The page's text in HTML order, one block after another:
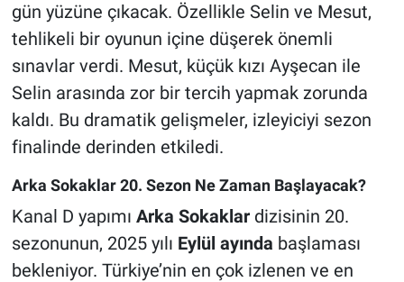
gün yüzüne çıkacak. Özellikle Selin ve Mesut,
tehlikeli bir oyunun içine düşerek önemli
sınavlar verdi. Mesut, küçük kızı Ayşecan ile
Selin arasında zor bir tercih yapmak zorunda
kaldı. Bu dramatik gelişmeler, izleyiciyi sezon
finalinde derinden etkiledi.
Arka Sokaklar 20. Sezon Ne Zaman Başlayacak?
Kanal D yapımı Arka Sokaklardizisinin 20.
sezonunun, 2025 yılı Eylül ayında başlaması
bekleniyor. Türkiye’nin en çok izlenen ve en